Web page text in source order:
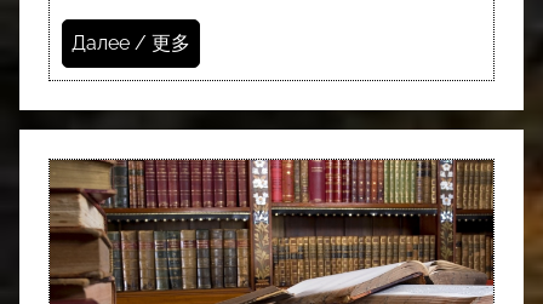
Далее / 更多